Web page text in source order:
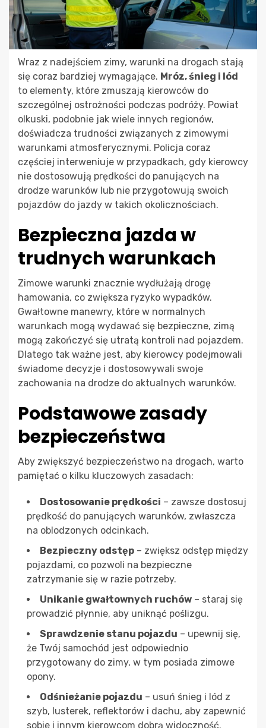
Wraz z nadejściem zimy, warunki na drogach stają
się coraz bardziej wymagające. Mróz, śnieg i lód
to elementy, które zmuszają kierowców do
szczególnej ostrożności podczas podróży. Powiat
olkuski, podobnie jak wiele innych regionów,
doświadcza trudności związanych z zimowymi
warunkami atmosferycznymi. Policja coraz
częściej interweniuje w przypadkach, gdy kierowcy
nie dostosowują prędkości do panujących na
drodze warunków lub nie przygotowują swoich
pojazdów do jazdy w takich okolicznościach.
Bezpieczna jazda w
trudnych warunkach
Zimowe warunki znacznie wydłużają drogę
hamowania, co zwiększa ryzyko wypadków.
Gwałtowne manewry, które w normalnych
warunkach mogą wydawać się bezpieczne, zimą
mogą zakończyć się utratą kontroli nad pojazdem.
Dlatego tak ważne jest, aby kierowcy podejmowali
świadome decyzje i dostosowywali swoje
zachowania na drodze do aktualnych warunków.
Podstawowe zasady
bezpieczeństwa
Aby zwiększyć bezpieczeństwo na drogach, warto
pamiętać o kilku kluczowych zasadach:
Dostosowanie prędkości – zawsze dostosuj
prędkość do panujących warunków, zwłaszcza
na oblodzonych odcinkach.
Bezpieczny odstęp – zwiększ odstęp między
pojazdami, co pozwoli na bezpieczne
zatrzymanie się w razie potrzeby.
Unikanie gwałtownych ruchów – staraj się
prowadzić płynnie, aby uniknąć poślizgu.
Sprawdzenie stanu pojazdu – upewnij się,
że Twój samochód jest odpowiednio
przygotowany do zimy, w tym posiada zimowe
opony.
Odśnieżanie pojazdu – usuń śnieg i lód z
szyb, lusterek, reflektorów i dachu, aby zapewnić
sobie i innym kierowcom dobrą widoczność.